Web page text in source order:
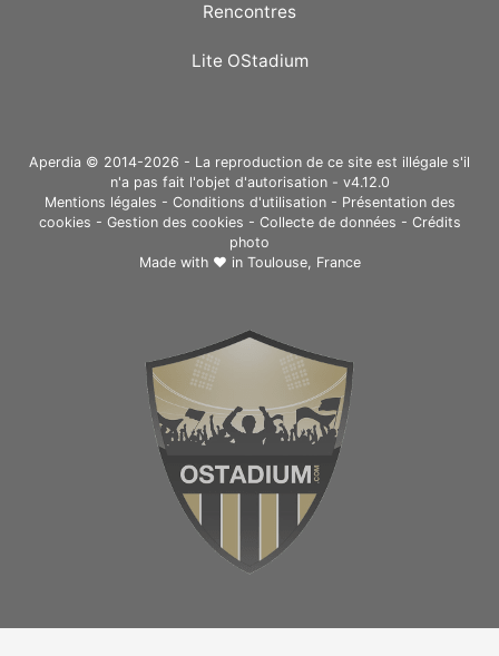
Rencontres
Lite OStadium
Aperdia © 2014-2026 - La reproduction de ce site est illégale s'il
n'a pas fait l'objet d'autorisation - v4.12.0
Mentions légales - Conditions d'utilisation- Présentation des
cookies - Gestion des cookies - Collecte de données - Crédits
photo
Made with ❤ in Toulouse, France